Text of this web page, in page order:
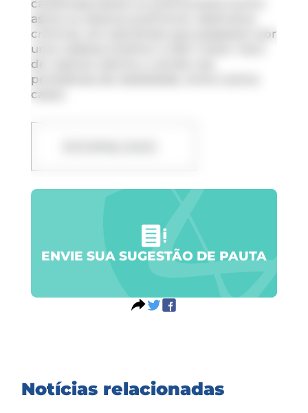
cardiovasculares ou pulmonares (como
asma ou doença pulmonar obstrutiva
crônica), em pacientes que passaram por
uma cesárea anterior e têm maior risco
de ruptura uterina, e ainda nas
portadoras de obesidade, entre outros
casos.
ENVIE SUA SUGESTÃO DE PAUTA
Notícias relacionadas